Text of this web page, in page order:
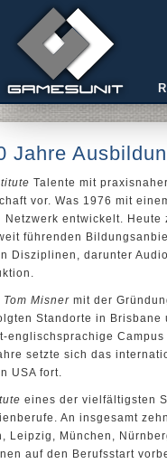
Jahre
Talente mit
vor. Was 1976 mit
entwickelt. Heute
führenden
Disziplinen, darunter
Tom Misner mit der
Standorte in
setzte sich das
USA fort.
eines der vielfältigsten
An insgesamt
Leipzig, München,
auf den Berufsstart